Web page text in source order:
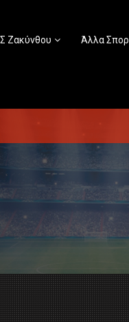
Ζακύνθου Άλλα Σπορ